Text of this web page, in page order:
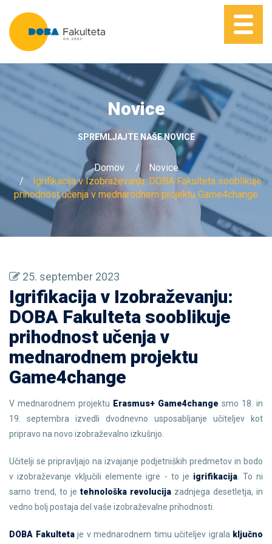
Novice
SPREMLJAJTE NAŠE NOVICE
Domov
Novice
Igrifikacija v Izobraževanju: DOBA Fakulteta sooblikuje
prihodnost učenja v mednarodnem projektu Game4change
25. september 2023
Igrifikacija v Izobraževanju:
DOBA Fakulteta sooblikuje
prihodnost učenja v
mednarodnem projektu
Game4change
V mednarodnem projektu Erasmus+ Game4change smo 18. in
19. septembra izvedli dvodnevno usposabljanje učiteljev kot
pripravo na novo izobraževalno izkušnjo.
Učitelji se pripravljajo na izvajanje podjetniških predmetov in bodo
v izobraževanje vključili elemente igre - to je igrifikacija. To ni
samo trend, to je tehnološka revolucija zadnjega desetletja, in
vedno bolj postaja del vaše izobraževalne prihodnosti.
DOBA Fakultetaje v mednarodnem timu učiteljev igrala ključno